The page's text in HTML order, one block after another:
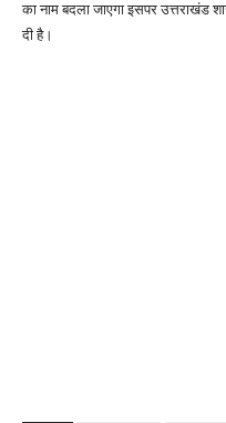
का नाम बदला जाएगा इसपर उत्तराखंड
दी है।